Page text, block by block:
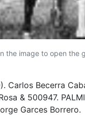
the image to open the
Carlos Becerra
& 500947.
Garces Borrero.